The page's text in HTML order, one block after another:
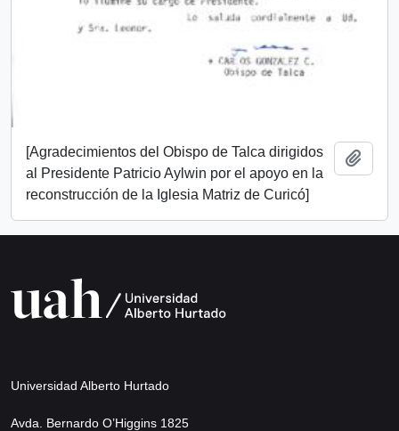
[Agradecimientos del Obispo de Talca dirigidos
al Presidente Patricio Aylwin por el apoyo en la
reconstrucción de la Iglesia Matriz de Curicó]
Universidad Alberto Hurtado
Avda. Bernardo O’Higgins 1825